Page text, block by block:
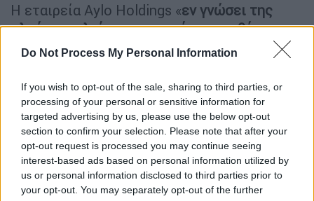
Do Not Process My Personal Information
If you wish to opt-out of the sale, sharing to third parties, or
processing of your personal or sensitive information for
targeted advertising by us, please use the below opt-out
section to confirm your selection. Please note that after your
opt-out request is processed you may continue seeing
interest-based ads based on personal information utilized by
us or personal information disclosed to third parties prior to
your opt-out. You may separately opt-out of the further
Η εταιρεία Aylo Holdings «εν γνώσει της
πλούτισε κλείνοντας τα μάτια στα θύματα
που έλεγαν στην εταιρεία ότι τους είχαν πει
ψέματα και τους είχαν εξαναγκάσει να
βάλουν τα βίντεο», δήλωσε ο Τζέιμς Σμιθ,
επικεφαλής του γραφείου του FBI στη Νέα
Υόρκη.
Η εταιρεία με έδρα το Μόντρεαλ, πρώην
γνωστή ως MindGeek , συμφώνησε να
καταβάλειπερισσότερα από 1,8 εκατ.